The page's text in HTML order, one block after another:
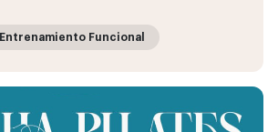
Entrenamiento Funcional